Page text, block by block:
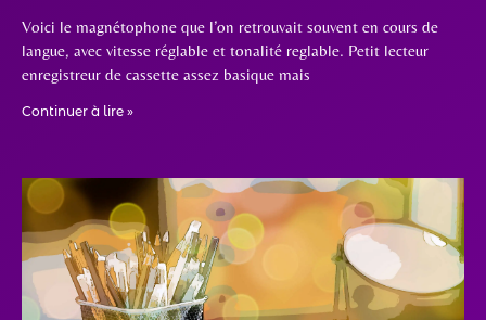
Voici le magnétophone que l’on retrouvait souvent en cours de
langue, avec vitesse réglable et tonalité reglable. Petit lecteur
enregistreur de cassette assez basique mais
Continuer à lire »